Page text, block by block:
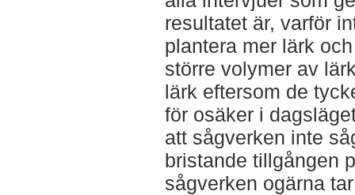
resultatet är, varför
plantera mer lärk
större volymer av
lärk eftersom de
för osäker i
att sågverken inte
bristande tillgången
sågverken ogärna